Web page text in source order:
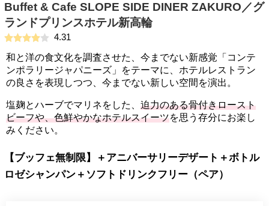
Buffet & Cafe SLOPE SIDE DINER ZAKURO／グ
ランドプリンスホテル新高輪
4.31
和と洋の食文化を調査させた、今までない新感覚「コンテ
ンポラリージャパニーズ」をテーマに、ホテルレストラン
の良さを表現しつつ、今までない新しい空間を演出。
塩麹とハーブでマリネをした、 迫力のある骨付きロースト
ビーフや、色鮮やかなホテルスイーツを思う存分にお楽し
みください。
【ブッフェ無制限】＋アニバーサリーデザート＋ボトル
ロゼシャンパン＋ソフトドリンクフリー（ペア）